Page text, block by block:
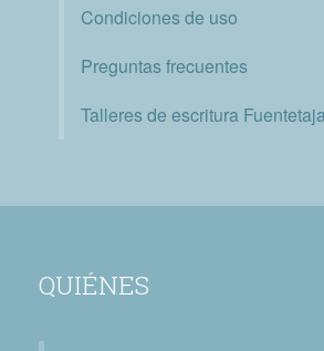
Condiciones de uso
Preguntas frecuentes
Talleres de escritura
QUIÉNES